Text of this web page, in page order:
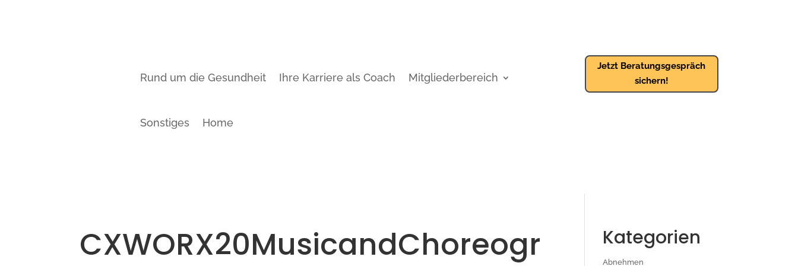
Rund um die Gesundheit Ihre Karriere als Coach Mitgliederbereich
Sonstiges Home
Jetzt Beratungsgespräch
sichern!
CXWORX20MusicandChoreogr
Kategorien
Abnehmen